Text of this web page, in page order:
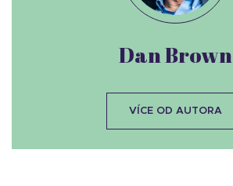
Dan Brown
VÍCE OD AUTORA